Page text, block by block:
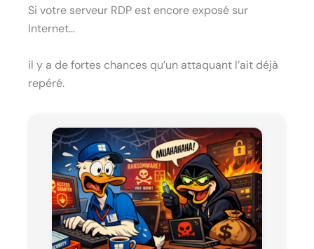
Si votre serveur RDP est encore exposé sur
Internet…
il y a de fortes chances qu’un attaquant l’ait déjà
repéré.